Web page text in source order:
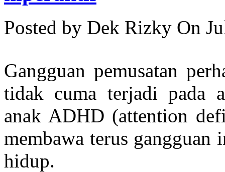
Posted by Dek Rizky On
Gangguan pemusatan
tidak cuma terjadi pada
anak ADHD (attention
membawa terus gangguan
hidup.